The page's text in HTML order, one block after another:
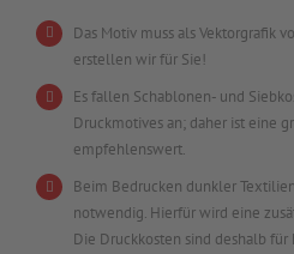
Das Motiv muss als Vektorgrafik
erstellen wir für Sie!
Es fallen Schablonen- und
Druckmotives an; daher ist eine
empfehlenswert.
Beim Bedrucken dunkler
notwendig. Hierfür wird eine
Die Druckkosten sind deshalb